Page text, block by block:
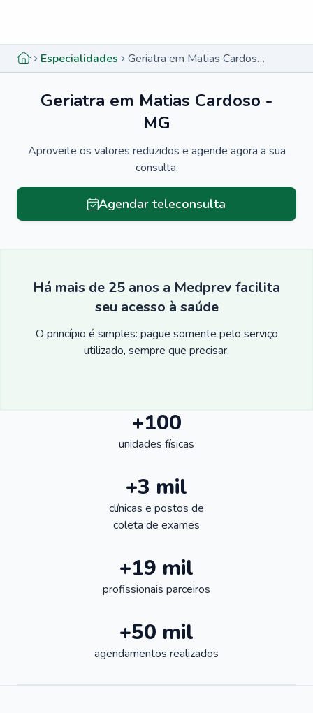
Especialidades Geriatra em Matias Cardoso - MG
Geriatra em Matias Cardoso -
MG
Aproveite os valores reduzidos e agende agora a sua
consulta.
Agendar teleconsulta
Há mais de 25 anos a Medprev facilita
seu acesso à saúde
O princípio é simples: pague somente pelo serviço
utilizado, sempre que precisar.
+100
unidades físicas
+3 mil
clínicas e postos de
coleta de exames
+19 mil
profissionais parceiros
+50 mil
agendamentos realizados